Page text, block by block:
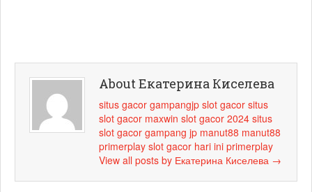
About Екатерина Киселева
situs gacor gampangjp slot gacor situs
slot gacor maxwin slot gacor 2024 situs
slot gacor gampang jp manut88 manut88
primerplay slot gacor hari ini primerplay
View all posts by Екатерина Киселева →